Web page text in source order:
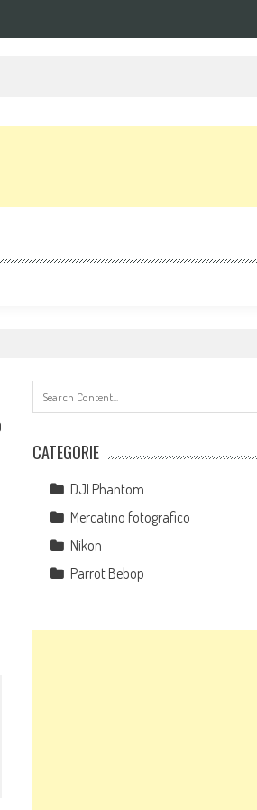
CATEGORIE
DJI Phantom
Mercatino fotografico
Nikon
Parrot Bebop